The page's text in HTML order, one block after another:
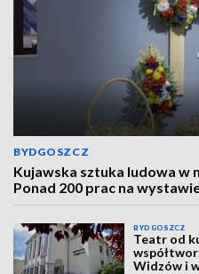
BYDGOSZCZ
Kujawska sztuka ludowa w
Ponad 200 prac na
BYDGOSZCZ
Teatr od
Widzów i